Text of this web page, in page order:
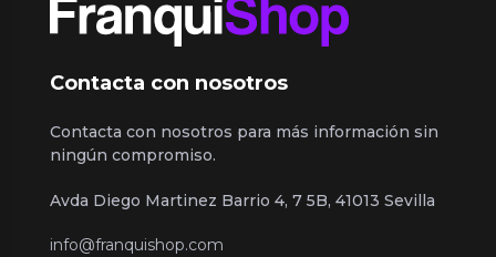
Contacta con nosotros
Contacta con nosotros para más información sin
ningún compromiso.
Avda Diego Martinez Barrio 4, 7 5B, 41013 Sevilla
info@franquishop.com